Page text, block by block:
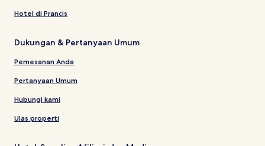
Hotel di Prancis
Dukungan & Pertanyaan Umum
Pemesanan Anda
Pertanyaan Umum
Hubungi kami
Ulas properti